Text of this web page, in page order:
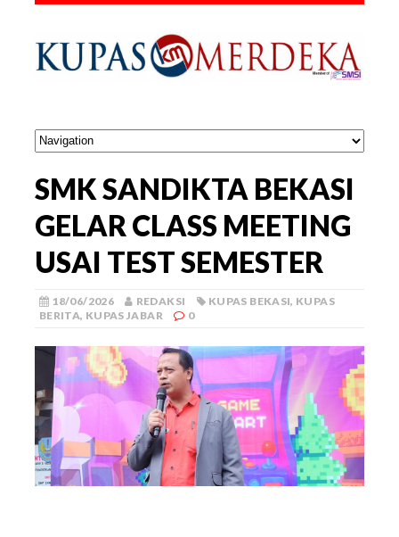
SMK SANDIKTA BEKASI
GELAR CLASS MEETING
USAI TEST SEMESTER
18/06/2026 REDAKSI KUPAS BEKASI, KUPAS
BERITA, KUPAS JABAR 0